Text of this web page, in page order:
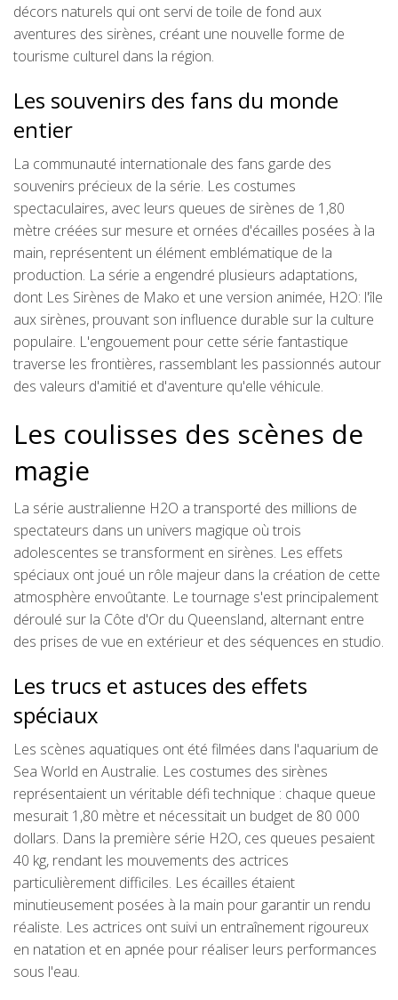
décors naturels qui ont servi de toile de fond aux
aventures des sirènes, créant une nouvelle forme de
tourisme culturel dans la région.
Les souvenirs des fans du monde
entier
La communauté internationale des fans garde des
souvenirs précieux de la série. Les costumes
spectaculaires, avec leurs queues de sirènes de 1,80
mètre créées sur mesure et ornées d'écailles posées à la
main, représentent un élément emblématique de la
production. La série a engendré plusieurs adaptations,
dont Les Sirènes de Mako et une version animée, H2O: l'île
aux sirènes, prouvant son influence durable sur la culture
populaire. L'engouement pour cette série fantastique
traverse les frontières, rassemblant les passionnés autour
des valeurs d'amitié et d'aventure qu'elle véhicule.
Les coulisses des scènes de
magie
La série australienne H2O a transporté des millions de
spectateurs dans un univers magique où trois
adolescentes se transforment en sirènes. Les effets
spéciaux ont joué un rôle majeur dans la création de cette
atmosphère envoûtante. Le tournage s'est principalement
déroulé sur la Côte d'Or du Queensland, alternant entre
des prises de vue en extérieur et des séquences en studio.
Les trucs et astuces des effets
spéciaux
Les scènes aquatiques ont été filmées dans l'aquarium de
Sea World en Australie. Les costumes des sirènes
représentaient un véritable défi technique : chaque queue
mesurait 1,80 mètre et nécessitait un budget de 80 000
dollars. Dans la première série H2O, ces queues pesaient
40 kg, rendant les mouvements des actrices
particulièrement difficiles. Les écailles étaient
minutieusement posées à la main pour garantir un rendu
réaliste. Les actrices ont suivi un entraînement rigoureux
en natation et en apnée pour réaliser leurs performances
sous l'eau.